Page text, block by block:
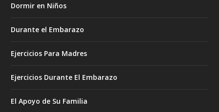
Dormir en Niños
Durante el Embarazo
Ejercicios Para Madres
Ejercicios Durante El Embarazo
El Apoyo de Su Familia